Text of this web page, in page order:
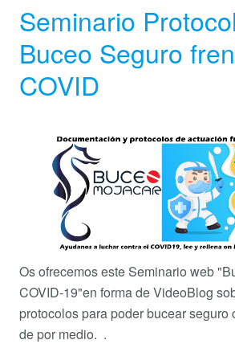
Seminario
Buceo Seguro
COVID
Os ofrecemos este Seminario web
COVID-19"en forma de VideoBlog
protocolos para poder bucear seguro
de por medio. .